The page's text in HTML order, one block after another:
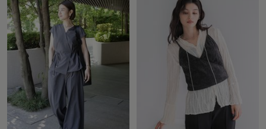
made of Organics
メイドオブオーガニクス
MICHU COQUETTE
ミチュ コケット
MIESROHE
ミースロエ